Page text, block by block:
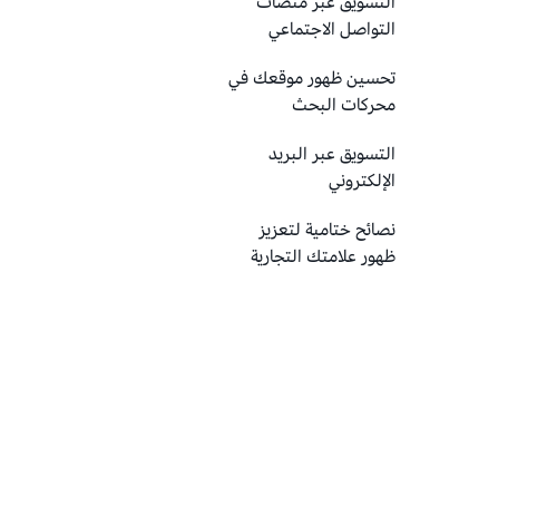
التواصل الاجتماعي
تحسين ظهور موقعك في
محركات البحث
التسويق عبر البريد
الإلكتروني
نصائح ختامية لتعزيز
ظهور علامتك التجارية